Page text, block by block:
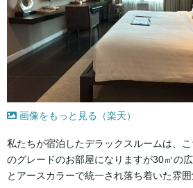
画像をもっと見る（楽天）
私たちが宿泊したデラックスルームは、
のグレードのお部屋になりますが30㎡の
とアースカラーで統一され落ち着いた雰囲